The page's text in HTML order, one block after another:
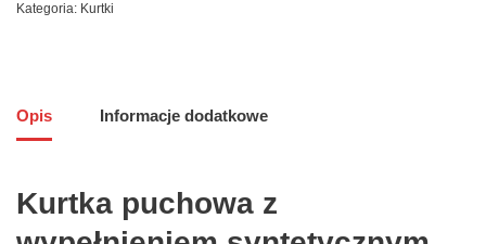
Kategoria: Kurtki
Opis Informacje dodatkowe
Kurtka puchowa z